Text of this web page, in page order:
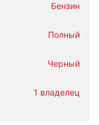
Бензин
Полный
Черный
1 владелец